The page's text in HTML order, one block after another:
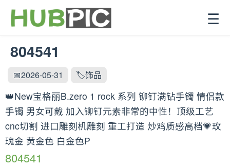
☰
804541
📅2026-05-31 🏷️饰品
👑New宝格丽B.zero 1 rock 系列 铆钉满钻手镯 情侣款
手镯 男女可戴 加入铆钉元素非常的中性！顶级工艺
cnc切割 进口雕刻机雕刻 重工打造 炒鸡质感高档💗玫
瑰金 黄金色 白金色P
804541